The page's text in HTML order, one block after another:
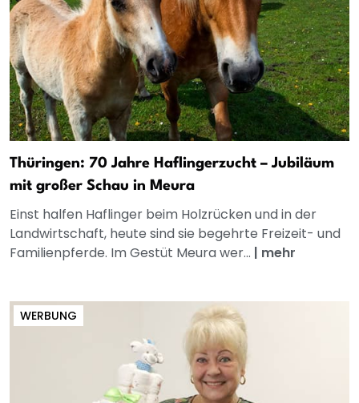
Thüringen: 70 Jahre Haflingerzucht – Jubiläum
mit großer Schau in Meura
Einst halfen Haflinger beim Holzrücken und in der
Landwirtschaft, heute sind sie begehrte Freizeit- und
Familienpferde. Im Gestüt Meura wer... | mehr
WERBUNG